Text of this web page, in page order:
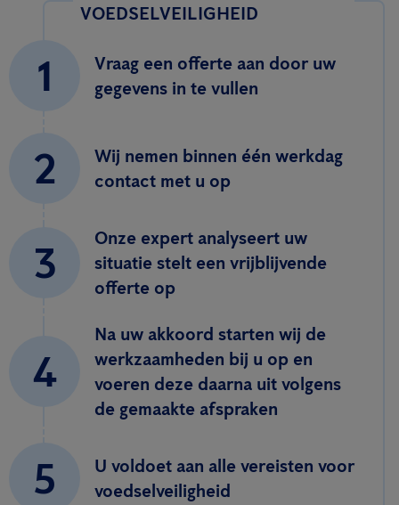
VOEDSELVEILIGHEID
1
Vraag een offerte aan door uw
gegevens in te vullen
2
Wij nemen binnen één werkdag
contact met u op
3
Onze expert analyseert uw
situatie stelt een vrijblijvende
offerte op
4
Na uw akkoord starten wij de
werkzaamheden bij u op en
voeren deze daarna uit volgens
de gemaakte afspraken
5
U voldoet aan alle vereisten voor
voedselveiligheid